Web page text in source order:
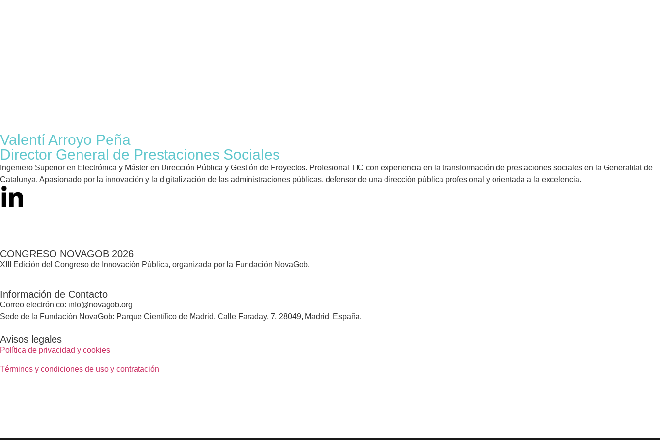
Valentí Arroyo Peña
Director General de Prestaciones Sociales
Ingeniero Superior en Electrónica y Máster en Dirección Pública y Gestión de Proyectos. Profesional TIC con experiencia en la transformación de prestaciones sociales en la Generalitat de
Catalunya. Apasionado por la innovación y la digitalización de las administraciones públicas, defensor de una dirección pública profesional y orientada a la excelencia.
CONGRESO NOVAGOB 2026
XIII Edición del Congreso de Innovación Pública, organizada por la Fundación NovaGob.
Información de Contacto
Correo electrónico: info@novagob.org
Sede de la Fundación NovaGob: Parque Científico de Madrid, Calle Faraday, 7, 28049, Madrid, España.
Avisos legales
Política de privacidad y cookies
Términos y condiciones de uso y contratación